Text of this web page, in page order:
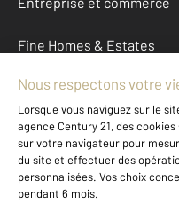
Fine Homes & Estates
À propos
International
Nous contacter